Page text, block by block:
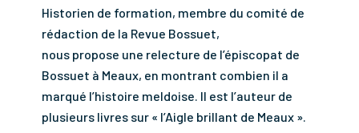
Historien de formation, membre du comité de
rédaction de la Revue Bossuet,
nous propose une relecture de l’épiscopat de
Bossuet à Meaux, en montrant combien il a
marqué l’histoire meldoise. Il est l’auteur de
plusieurs livres sur « l’Aigle brillant de Meaux ».